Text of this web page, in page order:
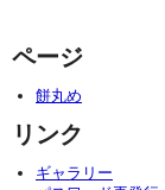
ページ
餅丸め
リンク
ギャラリー